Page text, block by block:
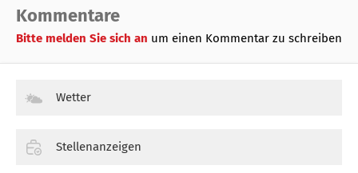
Kommentare
Bitte melden Sie sich an um einen Kommentar zu schreiben
Wetter
Stellenanzeigen